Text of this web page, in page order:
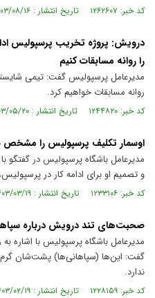
کد خبر: ۱۲۶۲۶۰۷ تاریخ انتشار : ۱۴۰۳/۰۸/۱۶
درویش: پروژه تخریب پرسپولیس
را روانه مسابقات کنیم
مدیرعامل پرسپولیس گفت: تیمی
روانه مسابقات خواهیم کرد.
کد خبر: ۱۲۴۴۸۲۰ تاریخ انتشار : ۱۴۰۳/۰۵/۲۰
اوسمار تکلیف پرسپولیس را مشخص
مدیرعامل باشگاه پرسپولیس در گفتگو
و تصمیم او برای ادامه کار در
کد خبر: ۱۲۳۳۱۰۶ تاریخ انتشار : ۱۴۰۳/۰۳/۱۹
صحبت‌های تند درویش درباره
مدیرعامل باشگاه پرسپولیس با اشاره
گفت: این‌ها (سپاهانی‌ها) پشت‌شان
ندارد.
کد خبر: ۱۲۲۸۱۵۹ تاریخ انتشار : ۱۴۰۳/۰۲/۱۹